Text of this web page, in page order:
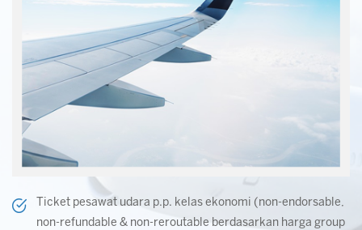
Ticket pesawat udara p.p. kelas ekonomi (non-endorsable,
non-refundable & non-reroutable berdasarkan harga group